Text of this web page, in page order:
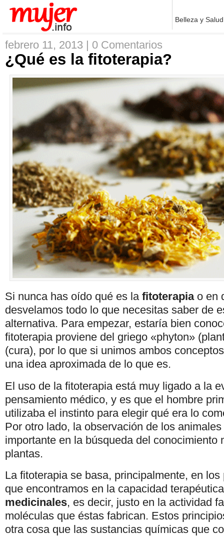
Belleza y Salud
febrero 11, 2013 | 0 Comentarios
¿Qué es la fitoterapia?
Si nunca has oído qué es la fitoterapiao en
desvelamos todo lo que necesitas saber de
alternativa. Para empezar, estaría bien
fitoterapia proviene del griego «phyton»
(cura), por lo que si unimos ambos
una idea aproximada de lo que es.
El uso de la fitoterapia está muy ligado a la
pensamiento médico, y es que el hombre
utilizaba el instinto para elegir qué era lo
Por otro lado, la observación de los
importante en la búsqueda del conocimiento
plantas.
La fitoterapia se basa, principalmente, en los
que encontramos en la capacidad
medicinales, es decir, justo en la actividad
moléculas que éstas fabrican. Estos
otra cosa que las sustancias químicas que